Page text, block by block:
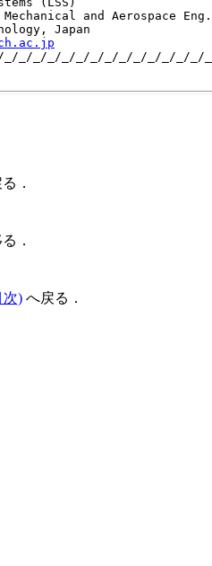
and Aerospace Eng.
Japan
_/_/_/_/_/_/_/_/_/_/_/_/_/_/
．
．
次) へ戻る．